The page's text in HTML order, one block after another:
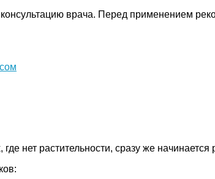
врача. Перед применением
нет растительности, сразу же начинается